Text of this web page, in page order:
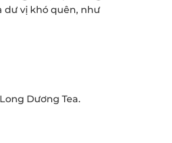
dư vị khó quên, như
Dương Tea.